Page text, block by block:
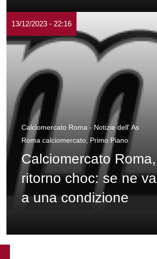
13/12/2023 - 22:16
Calciomercato Roma - Notizie dell' As
Roma calciomercato, Primo Piano
Calciomercato Roma,
ritorno choc: se ne va
a una condizione